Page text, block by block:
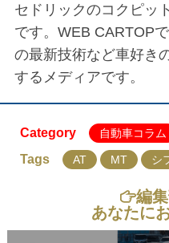
セドリックのコクピッ
です。WEB CARTOP
の最新技術など車好き
するメディアです。
Category 自動車コラム
Tags AT MT シ
編
あなたに